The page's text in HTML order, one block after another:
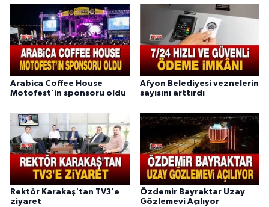
Arabica Coffee House
Motofest’in sponsoru oldu
Afyon Belediyesi veznelerin
sayısını arttırdı
Rektör Karakaş'tan TV3'e
ziyaret
Özdemir Bayraktar Uzay
Gözlemevi Açılıyor